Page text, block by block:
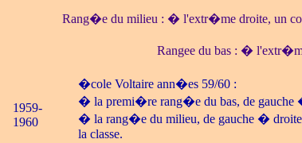
Rang�e du milieu : � l'extr�me droite, un
Rangee du bas : �
1959-
1960
�cole Voltaire ann�es 59/60 :
� la premi�re rang�e du bas, de gauche
� la rang�e du milieu, de gauche �
la classe.